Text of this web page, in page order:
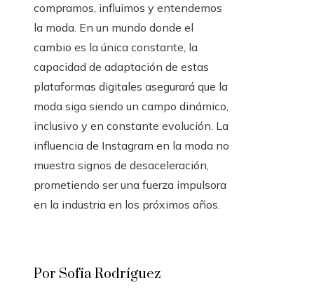
compramos, influimos y entendemos
la moda. En un mundo donde el
cambio es la única constante, la
capacidad de adaptación de estas
plataformas digitales asegurará que la
moda siga siendo un campo dinámico,
inclusivo y en constante evolución. La
influencia de Instagram en la moda no
muestra signos de desaceleración,
prometiendo ser una fuerza impulsora
en la industria en los próximos años.
Por Sofía Rodríguez